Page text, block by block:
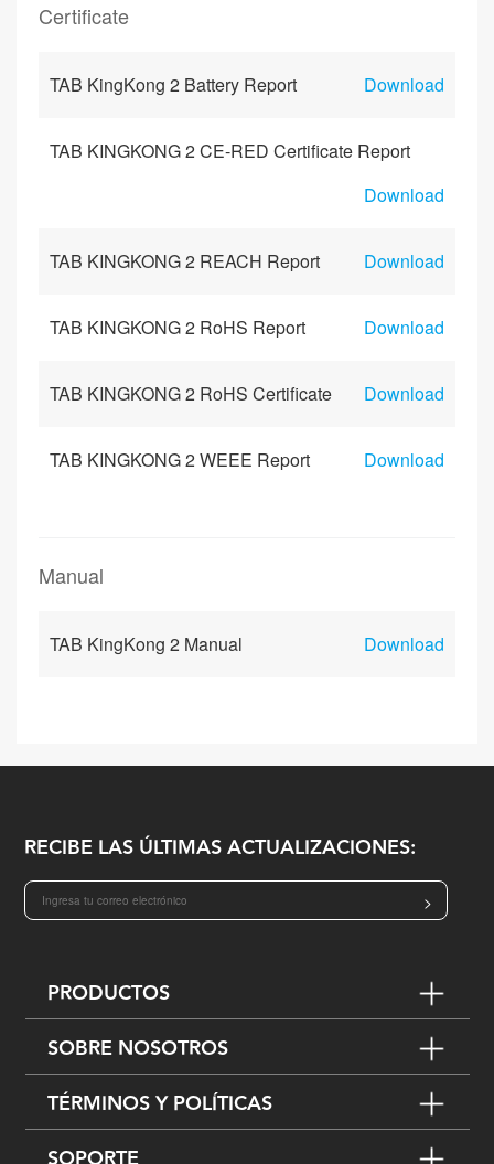
Certificate
TAB KingKong 2 Battery Report Download
TAB KINGKONG 2 CE-RED Certificate Report
Download
TAB KINGKONG 2 REACH Report Download
TAB KINGKONG 2 RoHS Report Download
TAB KINGKONG 2 RoHS Certificate Download
TAB KINGKONG 2 WEEE Report Download
Manual
TAB KingKong 2 Manual Download
RECIBE LAS ÚLTIMAS ACTUALIZACIONES:
>
PRODUCTOS
SOBRE NOSOTROS
TÉRMINOS Y POLÍTICAS